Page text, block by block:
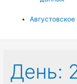
День: